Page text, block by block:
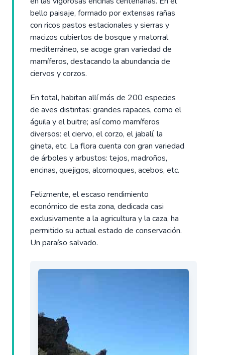
bello paisaje, formado por extensas rañas
con ricos pastos estacionales y sierras y
macizos cubiertos de bosque y matorral
mediterráneo, se acoge gran variedad de
mamíferos, destacando la abundancia de
ciervos y corzos.
En total, habitan allí más de 200 especies
de aves distintas: grandes rapaces, como el
águila y el buitre; así como mamíferos
diversos: el ciervo, el corzo, el jabalí, la
gineta, etc. La flora cuenta con gran variedad
de árboles y arbustos: tejos, madroños,
encinas, quejigos, alcornoques, acebos, etc.
Felizmente, el escaso rendimiento
económico de esta zona, dedicada casi
exclusivamente a la agricultura y la caza, ha
permitido su actual estado de conservación.
Un paraíso salvado.